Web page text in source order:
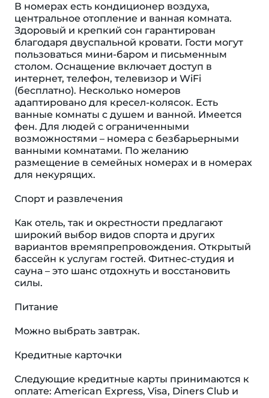
В номерах есть кондиционер воздуха,
центральное отопление и ванная комната.
Здоровый и крепкий сон гарантирован
благодаря двуспальной кровати. Гости могут
пользоваться мини-баром и письменным
столом. Оснащение включает доступ в
интернет, телефон, телевизор и WiFi
(бесплатно). Несколько номеров
адаптировано для кресел-колясок. Есть
ванные комнаты с душем и ванной. Имеется
фен. Для людей с ограниченными
возможностями – номера с безбарьерными
ванными комнатами. По желанию
размещение в семейных номерах и в номерах
для некурящих.
Спорт и развлечения
Как отель, так и окрестности предлагают
широкий выбор видов спорта и других
вариантов времяпрепровождения. Открытый
бассейн к услугам гостей. Фитнес-студия и
сауна – это шанс отдохнуть и восстановить
силы.
Питание
Можно выбрать завтрак.
Кредитные карточки
Следующие кредитные карты принимаются к
оплате: American Express, Visa, Diners Club и